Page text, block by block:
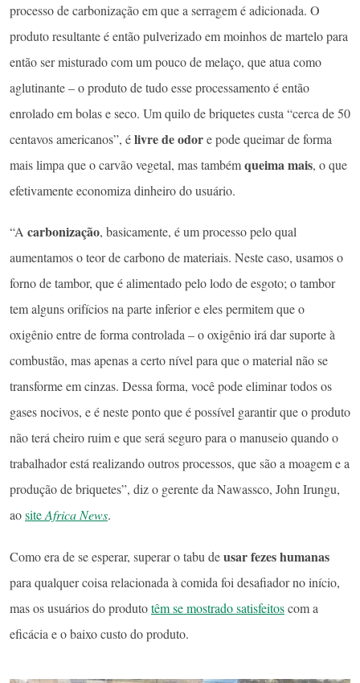
processo de carbonização em que a serragem é adicionada. O
produto resultante é então pulverizado em moinhos de martelo para
então ser misturado com um pouco de melaço, que atua como
aglutinante – o produto de tudo esse processamento é então
enrolado em bolas e seco. Um quilo de briquetes custa “cerca de 50
centavos americanos”, élivre de odore pode queimar de forma
mais limpa que o carvão vegetal, mas tambémqueima mais, o que
efetivamente economiza dinheiro do usuário.
“A carbonização, basicamente, é um processo pelo qual
aumentamos o teor de carbono de materiais. Neste caso, usamos o
forno de tambor, que é alimentado pelo lodo de esgoto; o tambor
tem alguns orifícios na parte inferior e eles permitem que o
oxigênio entre de forma controlada – o oxigênio irá dar suporte à
combustão, mas apenas a certo nível para que o material não se
transforme em cinzas. Dessa forma, você pode eliminar todos os
gases nocivos, e é neste ponto que é possível garantir que o produto
não terá cheiro ruim e que será seguro para o manuseio quando o
trabalhador está realizando outros processos, que são a moagem e a
produção de briquetes”, diz o gerente da Nawassco, John Irungu,
aositeAfrica News.
Como era de se esperar, superar o tabu deusar fezes humanas
para qualquer coisa relacionada à comida foi desafiador no início,
mas os usuários do produtotêm se mostrado satisfeitoscom a
eficácia e o baixo custo do produto.